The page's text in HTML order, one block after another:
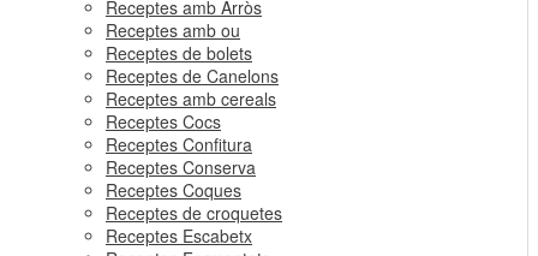
Receptes amb Arròs
Receptes amb ou
Receptes de bolets
Receptes de Canelons
Receptes amb cereals
Receptes Cocs
Receptes Confitura
Receptes Conserva
Receptes Coques
Receptes de croquetes
Receptes Escabetx